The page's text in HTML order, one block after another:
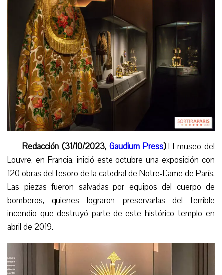
Redacción (31/10/2023, Gaudium Press)El museo del
Louvre, en Francia, inició este octubre una exposición con
120 obras del tesoro de la catedral de Notre-Dame de París.
Las piezas fueron salvadas por equipos del cuerpo de
bomberos, quienes lograron preservarlas del terrible
incendio que destruyó parte de este histórico templo en
abril de 2019.